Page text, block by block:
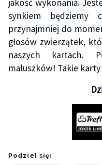
jakość wykonania.
synkiem będziemy
przynajmniej do
głosów zwierzątek,
naszych kartach.
maluszków! Takie
Podziel się: